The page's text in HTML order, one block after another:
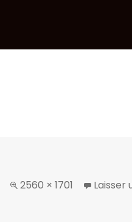
2560 × 1701 Laisser